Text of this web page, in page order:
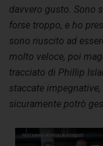
davvero gusto. Sono
forse troppo, e ho
sono riuscito ad
molto veloce, poi
tracciato di Phillip
staccate
sicuramente potrò